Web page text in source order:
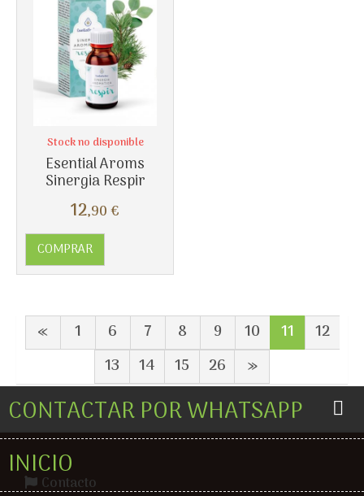
CONTACTAR POR WHATSAPP
INICIO
Esential Aroms
Sinergia Respir
12,90 €
Stock no disponible
COMPRAR
« 1 6 7 8 9 10 11
12
13
14 15 26 »
Contacto